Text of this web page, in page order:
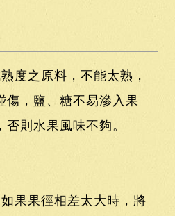
度之原料，不能太熟，
傷，鹽、糖不易滲入果
則水果風味不夠。
果果徑相差太大時，將